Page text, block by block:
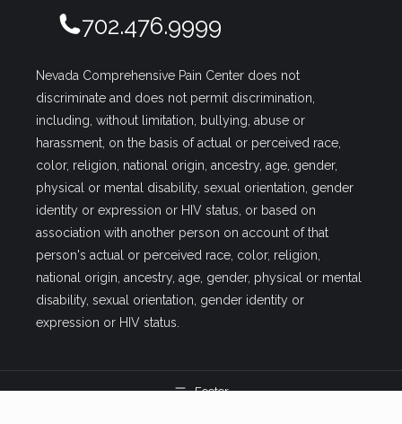
702.476.9999
Nevada Comprehensive Pain Center does not
discriminate and does not permit discrimination,
including, without limitation, bullying, abuse or
harassment, on the basis of actual or perceived race,
color, religion, national origin, ancestry, age, gender,
physical or mental disability, sexual orientation, gender
identity or expression or HIV status, or based on
association with another person on account of that
person's actual or perceived race, color, religion,
national origin, ancestry, age, gender, physical or mental
disability, sexual orientation, gender identity or
expression or HIV status.
Footer